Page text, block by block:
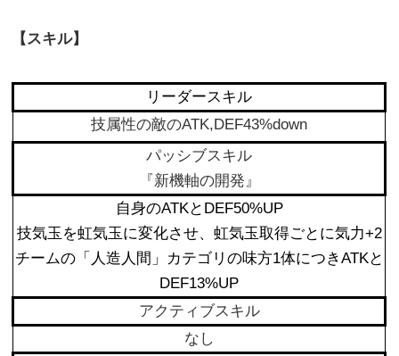
【スキル】
リーダースキル
技属性の敵のATK,DEF43%down
パッシブスキル
『新機軸の開発』
自身のATKとDEF50%UP
技気玉を虹気玉に変化させ、虹気玉取得ごとに気力+2
チームの「人造人間」カテゴリの味方1体につきATKと
DEF13%UP
アクティブスキル
なし